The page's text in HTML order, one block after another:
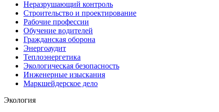
Неразрушающий контроль
Строительство и проектирование
Рабочие профессии
Обучение водителей
Гражданская оборона
Энергоаудит
Теплоэнергетика
Экологическая безопасность
Инженерные изыскания
Маркшейдерское дело
Экология